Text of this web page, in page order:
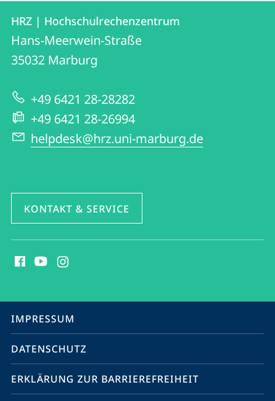
Kontakt
und
Informationen
zur
Website
Kontaktinformationen
HRZ
|
Hochschulrechenzentrum
HRZ | Hochschulrechenzentrum
Hans-Meerwein-Straße
35032 Marburg
+49 6421 28-28282
+49 6421 28-26994
helpdesk@hrz.uni-marburg.de
KONTAKT & SERVICE
Media
Service-
Navigation
IMPRESSUM
DATENSCHUTZ
ERKLÄRUNG ZUR BARRIEREFREIHEIT